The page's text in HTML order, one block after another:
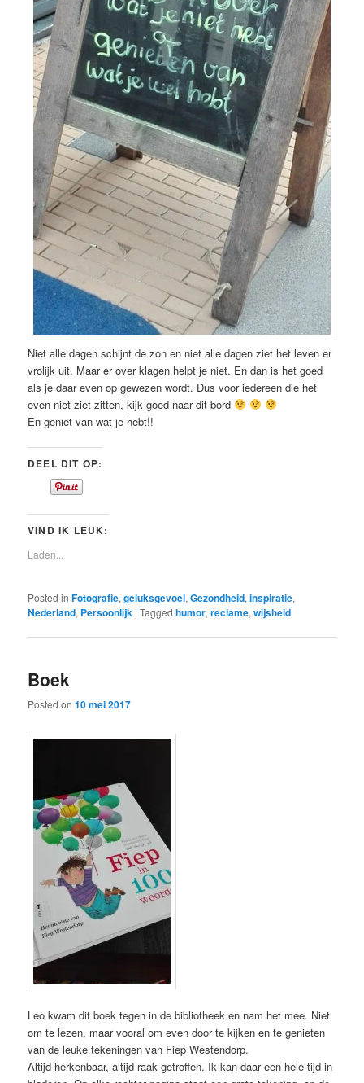
Niet alle dagen schijnt de zon en niet alle dagen ziet het leven er
vrolijk uit. Maar er over klagen helpt je niet. En dan is het goed
als je daar even op gewezen wordt. Dus voor iedereen die het
even niet ziet zitten, kijk goed naar dit bord
En geniet van wat je hebt!!
DEEL DIT OP:
VIND IK LEUK:
Laden...
Posted in Fotografie,geluksgevoel,Gezondheid,inspiratie,
Nederland, Persoonlijk |Tagged humor,reclame,wijsheid
Boek
Posted on10 mei 2017
Leo kwam dit boek tegen in de bibliotheek en nam het mee. Niet
om te lezen, maar vooral om even door te kijken en te genieten
van de leuke tekeningen van Fiep Westendorp.
Altijd herkenbaar, altijd raak getroffen. Ik kan daar een hele tijd in